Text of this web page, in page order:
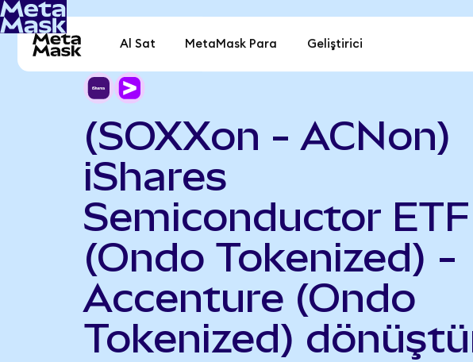
Al Sat MetaMask Para Geliştirici
(SOXXon - ACNon)
iShares
Semiconductor ETF
(Ondo Tokenized) -
Accenture (Ondo
Tokenized)